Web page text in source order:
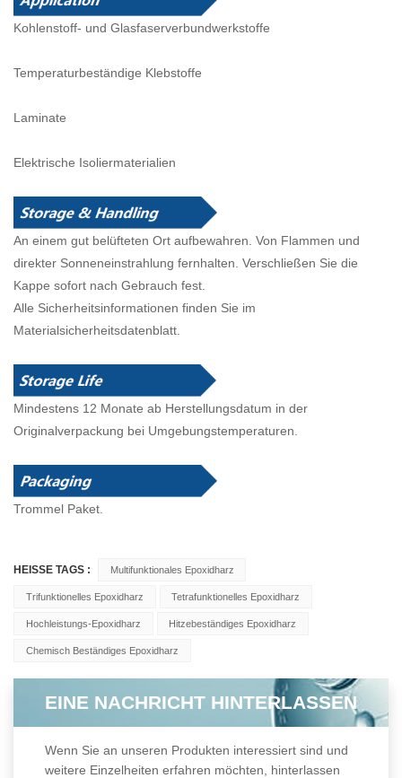
Kohlenstoff- und Glasfaserverbundwerkstoffe
Temperaturbeständige Klebstoffe
Laminate
Elektrische Isoliermaterialien
An einem gut belüfteten Ort aufbewahren. Von Flammen und
direkter Sonneneinstrahlung fernhalten. Verschließen Sie die
Kappe sofort nach Gebrauch fest.
Alle Sicherheitsinformationen finden Sie im
Materialsicherheitsdatenblatt.
Mindestens 12 Monate ab Herstellungsdatum in der
Originalverpackung bei Umgebungstemperaturen.
Trommel Paket.
HEISSE TAGS : Multifunktionales Epoxidharz
Trifunktionelles Epoxidharz Tetrafunktionelles Epoxidharz
Hochleistungs-Epoxidharz Hitzebeständiges Epoxidharz
Chemisch Beständiges Epoxidharz
EINE NACHRICHT HINTERLASSEN
Wenn Sie an unseren Produkten interessiert sind und
weitere Einzelheiten erfahren möchten, hinterlassen